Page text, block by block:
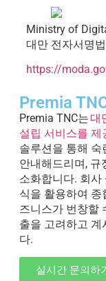
Ministry of
대만 전자서명
https://
Premia
Premia TNC는대
설립 서비스를 제
솔루션을 통해 숙
안내해드리며, 규
소화합니다. 회사
식을 활용하여 종
즈니스가 번창할
출을 고려하고 계
다.
실시간 문의하